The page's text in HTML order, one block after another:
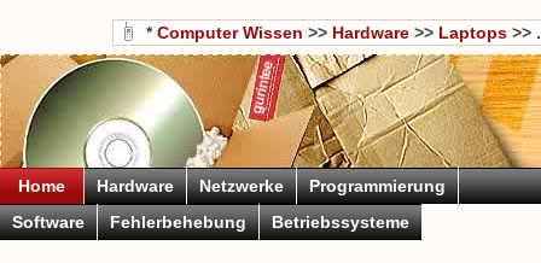
*Computer Wissen >> Hardware >> Laptops >> .
Home Hardware Netzwerke
Programmierung
Software
Fehlerbehebung Betriebssysteme